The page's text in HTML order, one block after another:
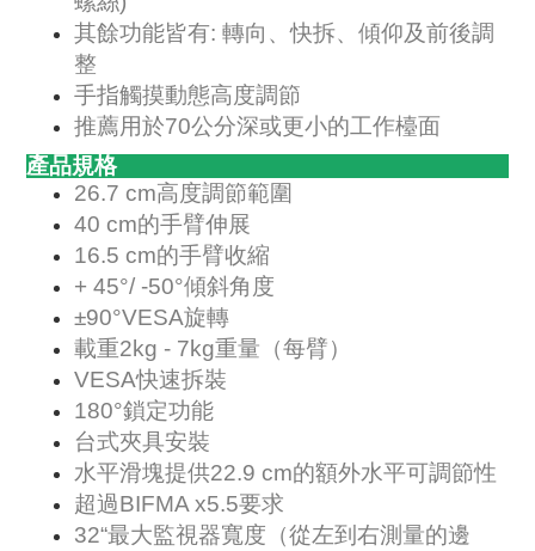
其餘功能皆有: 轉向、快拆、傾仰及前後調
整
手指觸摸動態高度調節
推薦用於70公分深或更小的工作檯面
產品規格
26.7 cm高度調節範圍
40 cm的手臂伸展
16.5 cm的手臂收縮
+ 45°/ -50°傾斜角度
±90°VESA旋轉
載重2kg - 7kg重量（每臂）
VESA快速拆裝
180°鎖定功能
台式夾具安裝
水平滑塊提供22.9 cm的額外水平可調節性
超過BIFMA x5.5要求
32“最大監視器寬度（從左到右測量的邊